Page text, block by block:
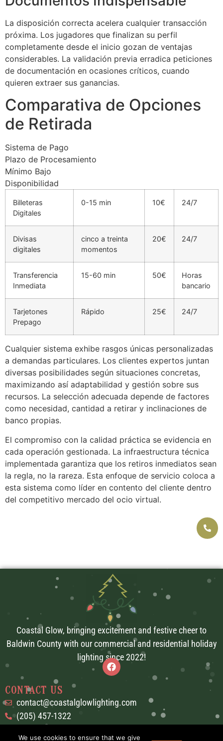
La disposición correcta acelera cualquier transacción
próxima. Los jugadores que finalizan su perfil
completamente desde el inicio gozan de ventajas
considerables. La validación previa erradica peticiones
de documentación en ocasiones críticos, cuando
quieren extraer sus ganancias.
Comparativa de Opciones
de Retirada
Sistema de Pago
Plazo de Procesamiento
Mínimo Bajo
Disponibilidad
Billeteras
Digitales
0-15 min 10€ 24/7
Divisas
digitales
cinco a treinta
momentos
20€ 24/7
Transferencia
Inmediata
15-60 min 50€
Horas
bancario
Tarjetones
Prepago
Rápido 25€ 24/7
Cualquier sistema exhibe rasgos únicas personalizadas
a demandas particulares. Los clientes expertos juntan
diversas posibilidades según situaciones concretas,
maximizando así adaptabilidad y gestión sobre sus
recursos. La selección adecuada depende de factores
como necesidad, cantidad a retirar y inclinaciones de
banco propias.
El compromiso con la calidad práctica se evidencia en
cada operación gestionada. La infraestructura técnica
implementada garantiza que los retiros inmediatos sean
la regla, no la rareza. Esta enfoque de servicio coloca a
esta sistema como líder en contento del cliente dentro
del competitivo mercado del ocio virtual.
Coastal Glow, bringing excitement and festive cheer to
Baldwin County with our commercial and residential holiday
lighting since 2022!
CONTACT US
contact@coastalglowlighting.com
(205) 457-1322
We use cookies to ensure that we give